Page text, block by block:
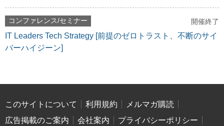
コンファレンス/セミナー 開催終了
IT Leaders Tech Strategy [前提のゼロトラスト、不断のサイ
バーハイジーン]
このサイトについて 利用規約
メルマガ購読
広告掲載のご案内
会社案内
プライバシーポリシー